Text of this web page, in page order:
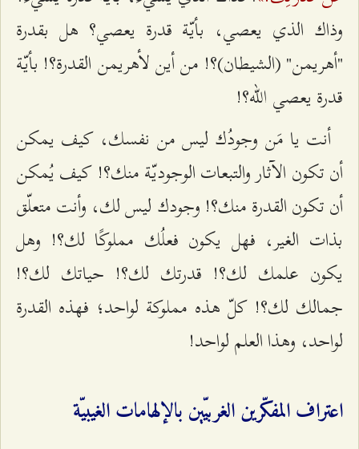
وذاك الذي يعصي، بأيّة قدرة يعصي؟ هل بقدرة
"أهريمن" (الشيطان)؟! من أين لأهريمن القدرة؟! بأيّة
قدرة يعصي الله؟!
أنت يا مَن وجودُك ليس من نفسك، كيف يمكن
أن تكون الآثار والتبعات الوجوديّة منك؟! كيف يُمكن
أن تكون القدرة منك؟! وجودك ليس لك، وأنت متعلّق
بذات الغير، فهل يكون فعلُك مملوكًا لك؟! وهل
يكون علمك لك؟! قدرتك لك؟! حياتك لك؟!
جمالك لك؟! كلّ هذه مملوكة لواحد؛ فهذه القدرة
لواحد، وهذا العلم لواحد!
اعتراف المفكّرين الغربيّين بالإلهامات الغيبيّة